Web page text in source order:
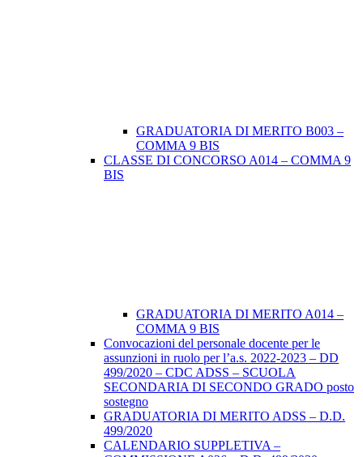
GRADUATORIA DI MERITO B003 –
COMMA 9 BIS
CLASSE DI CONCORSO A014 – COMMA 9
BIS
GRADUATORIA DI MERITO A014 –
COMMA 9 BIS
Convocazioni del personale docente per le
assunzioni in ruolo per l’a.s. 2022-2023 – DD
499/2020 – CDC ADSS – SCUOLA
SECONDARIA DI SECONDO GRADO posto
sostegno
GRADUATORIA DI MERITO ADSS – D.D.
499/2020
CALENDARIO SUPPLETIVA –